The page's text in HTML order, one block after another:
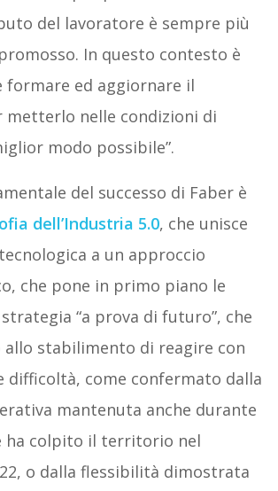
del lavoratore è sempre più
In questo contesto è
formare ed aggiornare il
metterlo nelle condizioni di
modo possibile”.
del successo di Faber è
dell’Industria 5.0, che unisce
a un approccio
che pone in primo piano le
“a prova di futuro”, che
allo stabilimento di reagire con
difficoltà, come confermato dalla
mantenuta anche durante
ha colpito il territorio nel
o dalla flessibilità dimostrata